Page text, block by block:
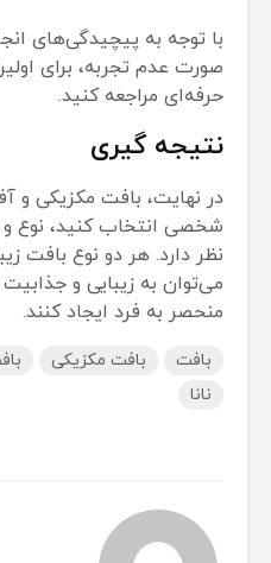
با توجه به پیچیدگی‌های
صورت عدم تجربه، برای
حرفه‌ای مراجعه کنید.
نتیجه گیری
در نهایت، بافت مکزیکی و
شخصی انتخاب کنید، نوع و
نظر دارد. هر دو نوع بافت
می‌توان به زیبایی و
منحصر به فرد ایجاد کنند.
بافت بافت مکزیکی
نانا